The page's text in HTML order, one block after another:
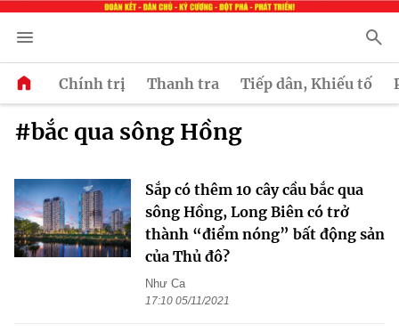
Chính trị Thanh tra Tiếp dân, Khiếu tố
#bắc qua sông Hồng
Sắp có thêm 10 cây cầu bắc qua
sông Hồng, Long Biên có trở
thành “điểm nóng” bất động sản
của Thủ đô?
Như Ca
17:10 05/11/2021